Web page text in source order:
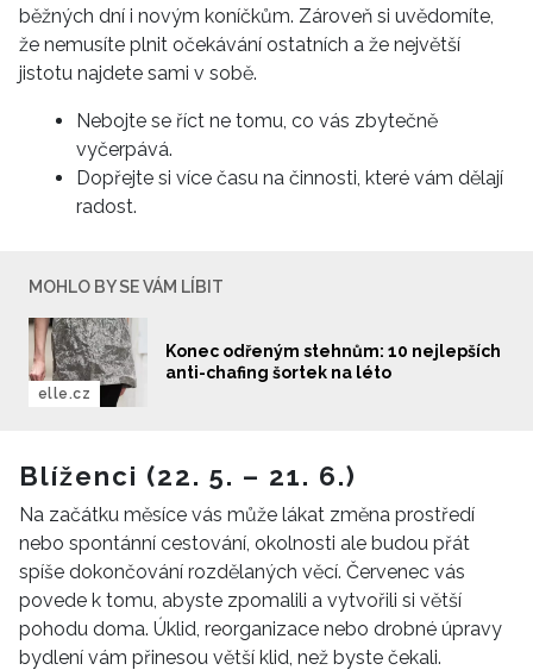
běžných dní i novým koníčkům. Zároveň si uvědomíte,
že nemusíte plnit očekávání ostatních a že největší
jistotu najdete sami v sobě.
Nebojte se říct ne tomu, co vás zbytečně
vyčerpává.
Dopřejte si více času na činnosti, které vám dělají
radost.
MOHLO BY SE VÁM LÍBIT
Konec odřeným stehnům: 10 nejlepších
anti-chafing šortek na léto
elle.cz
Blíženci (22. 5. – 21. 6.)
Na začátku měsíce vás může lákat změna prostředí
nebo spontánní cestování, okolnosti ale budou přát
spíše dokončování rozdělaných věcí. Červenec vás
povede k tomu, abyste zpomalili a vytvořili si větší
pohodu doma. Úklid, reorganizace nebo drobné úpravy
bydlení vám přinesou větší klid, než byste čekali.